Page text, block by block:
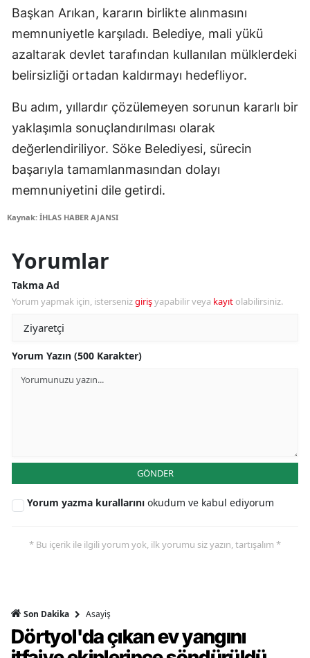
Başkan Arıkan, kararın birlikte alınmasını
memnuniyetle karşıladı. Belediye, mali yükü
azaltarak devlet tarafından kullanılan mülklerdeki
belirsizliği ortadan kaldırmayı hedefliyor.
Bu adım, yıllardır çözülemeyen sorunun kararlı bir
yaklaşımla sonuçlandırılması olarak
değerlendiriliyor. Söke Belediyesi, sürecin
başarıyla tamamlanmasından dolayı
memnuniyetini dile getirdi.
Kaynak: İHLAS HABER AJANSI
Yorumlar
Takma Ad
Yorum yapmak için, istersenizgirişyapabilir veya kayıt olabilirsiniz.
Yorum Yazın (500 Karakter)
GÖNDER
Yorum yazma kurallarını okudum ve kabul ediyorum
* Bu içerik ile ilgili yorum yok, ilk yorumu siz yazın, tartışalım *
Son Dakika Asayiş
Dörtyol'da çıkan ev yangını